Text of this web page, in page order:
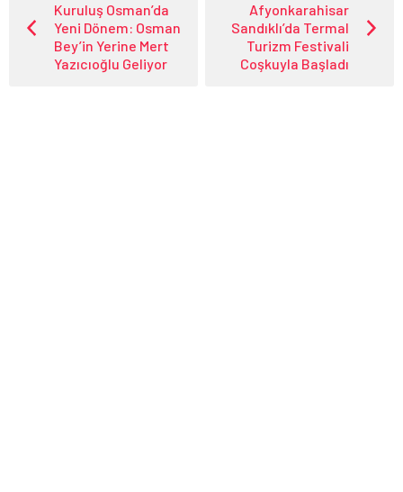
Kuruluş Osman’da
Yeni Dönem: Osman
Bey’in Yerine Mert
Yazıcıoğlu Geliyor
Afyonkarahisar
Sandıklı’da Termal
Turizm Festivali
Coşkuyla Başladı